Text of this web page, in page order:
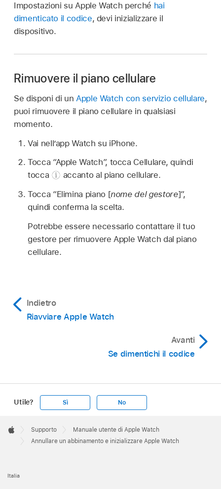
Impostazioni su Apple Watch perché hai
dimenticato il codice, devi inizializzare il
dispositivo.
Rimuovere il piano cellulare
Se disponi di un Apple Watch con servizio cellulare,
puoi rimuovere il piano cellulare in qualsiasi
momento.
Vai nell’app Watch su iPhone.
Tocca “Apple Watch”, tocca Cellulare, quindi
tocca
accanto al piano cellulare.
Tocca “Elimina piano [nome del gestore]”,
quindi conferma la scelta.
Potrebbe essere necessario contattare il tuo
gestore per rimuovere Apple Watch dal piano
cellulare.
Indietro
Riavviare Apple Watch
Avanti
Se dimentichi il codice
Utile? Sì No
Footer

Apple
Supporto
Manuale utente di Apple Watch
Annullare un abbinamento e inizializzare Apple Watch
Italia